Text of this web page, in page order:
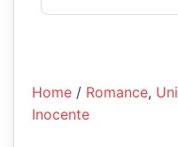
Home / Romance,
Inocente